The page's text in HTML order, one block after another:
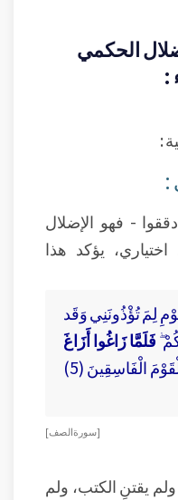
الحكمي
:
:
- فهو الإضلال
يؤكد هذا
لِمَ تُؤْذُونَنِي وَقَد
فَلَمَّا زَاغُوا أَزَاغَ
ۚ وَاللَّهُ لَا يَهْدِي الْقَوْمَ الْفَاسِقِينَ (5)
[ سورة الصف ]
يقتنِ الكتب، ولم